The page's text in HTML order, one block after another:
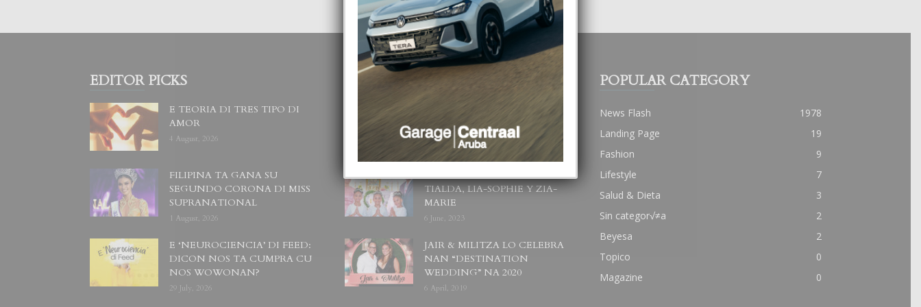
EDITOR PICKS
E TEORIA DI TRES TIPO DI
AMOR
4 August, 2026
FILIPINA TA GANA SU
SEGUNDO CORONA DI MISS
SUPRANATIONAL
1 August, 2026
E ‘NEUROCIENCIA’ DI FEED:
DICON NOS TA CUMPRA CU
NOS WOWONAN?
29 July, 2026
POPULAR POSTS
BODA MANSUR
3 December, 2019
UN DIA INOLVIDABEL PA
TIALDA, LIA-SOPHIE Y ZIA-
MARIE
6 June, 2023
JAIR & MILITZA LO CELEBRA
NAN “DESTINATION
WEDDING” NA 2020
6 April, 2019
POPULAR CATEGORY
News Flash
1978
Landing Page
19
Fashion
9
Lifestyle
7
Salud & Dieta
3
Sin categor√≠a
2
Beyesa
2
Topico
0
Magazine
0